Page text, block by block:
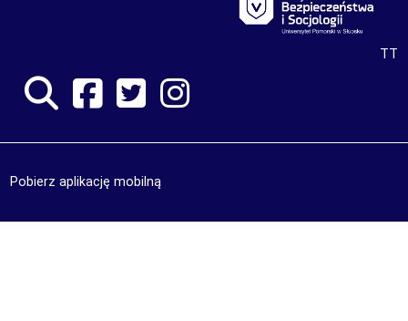
TT
Pobierz aplikację mobilną